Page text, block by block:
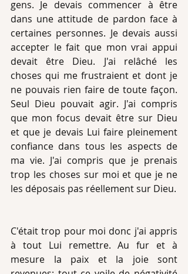
gens. Je devais commencer à être
dans une attitude de pardon face à
certaines personnes. Je devais aussi
accepter le fait que mon vrai appui
devait être Dieu. J'ai relâché les
choses qui me frustraient et dont je
ne pouvais rien faire de toute façon.
Seul Dieu pouvait agir. J'ai compris
que mon focus devait être sur Dieu
et que je devais Lui faire pleinement
confiance dans tous les aspects de
ma vie. J'ai compris que je prenais
trop les choses sur moi et que je ne
les déposais pas réellement sur Dieu.
C'était trop pour moi donc j'ai appris
à tout Lui remettre. Au fur et à
mesure la paix et la joie sont